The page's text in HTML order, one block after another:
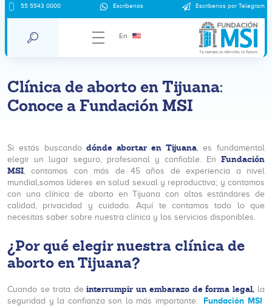
55 5543 0000 Escríbenos Escríbenos por Telegram
En
Clínica de aborto en Tijuana:
Conoce a Fundación MSI
Si estás buscandodónde abortar en Tijuana, es fundamental
elegir un lugar seguro, profesional y confiable. En Fundación
MSI, contamos con más de 45 años de experiencia a nivel
mundial,somos líderes en salud sexual y reproductiva; y contamos
con una clínica de aborto en Tijuana con altos estándares de
calidad, privacidad y cuidado. Aquí te contamos todo lo que
necesitas saber sobre nuestra clínica y los servicios disponibles.
¿Por qué elegir nuestra clínica de
aborto en Tijuana?
Cuando se trata deinterrumpir un embarazo de forma legal,la
seguridad y la confianza son lo más importante.
Fundación MSI